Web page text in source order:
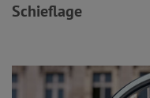
Schieflage